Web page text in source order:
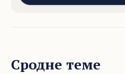
Сродне теме